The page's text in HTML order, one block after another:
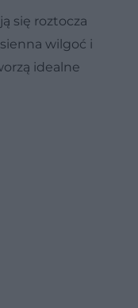
się roztocza
wilgoć i
idealne